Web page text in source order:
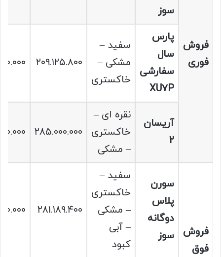
فروش
فوری
سوز
پارس
سال
سفارشی
XU7P
سفید –
مشکی –
خاکستری
۲۰۹.۱۲۵.۸۰۰
آریسان
۲
نقره ای –
خاکستری
– مشکی
۲۸۵.۰۰۰.۰۰۰
فروش
فوق
سورن
پلاس
دوگانه
سوز
سفید –
خاکستری
– مشکی
– آبی
کبود
۲۸۱.۱۸۹.۴۰۰